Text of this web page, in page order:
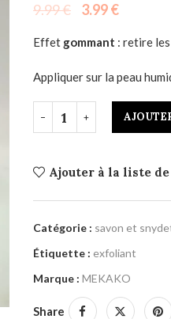
9.99€ 3.99€
Effet gommant : retire
Appliquer sur la peau
Ajouter à la liste
Catégorie : savon et
Étiquette : exfoliant
Marque : MEKAKO
Share